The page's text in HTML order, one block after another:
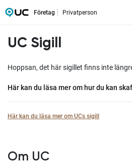
Företag Privatperson
UC Sigill
Hoppsan, det här sigillet finns inte
Här kan du läsa mer om hur du kan
Här kan du läsa mer om UCs sigill
Om UC